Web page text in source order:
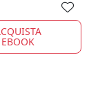
EBOOK